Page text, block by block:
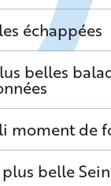
échappées
belles
moment de
belle